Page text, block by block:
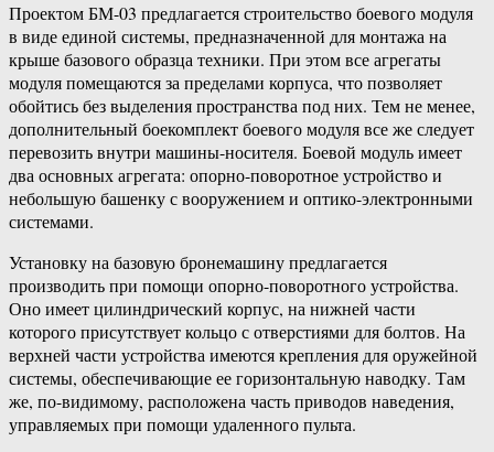
Проектом БМ-03 предлагается строительство боевого модуля
в виде единой системы, предназначенной для монтажа на
крыше базового образца техники. При этом все агрегаты
модуля помещаются за пределами корпуса, что позволяет
обойтись без выделения пространства под них. Тем не менее,
дополнительный боекомплект боевого модуля все же следует
перевозить внутри машины-носителя. Боевой модуль имеет
два основных агрегата: опорно-поворотное устройство и
небольшую башенку с вооружением и оптико-электронными
системами.
Установку на базовую бронемашину предлагается
производить при помощи опорно-поворотного устройства.
Оно имеет цилиндрический корпус, на нижней части
которого присутствует кольцо с отверстиями для болтов. На
верхней части устройства имеются крепления для оружейной
системы, обеспечивающие ее горизонтальную наводку. Там
же, по-видимому, расположена часть приводов наведения,
управляемых при помощи удаленного пульта.